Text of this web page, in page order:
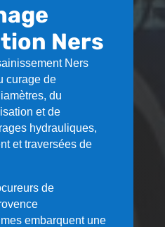
Ners
Ners
curage de
du
et de
hydrauliques,
et traversées de
de
embarquent une